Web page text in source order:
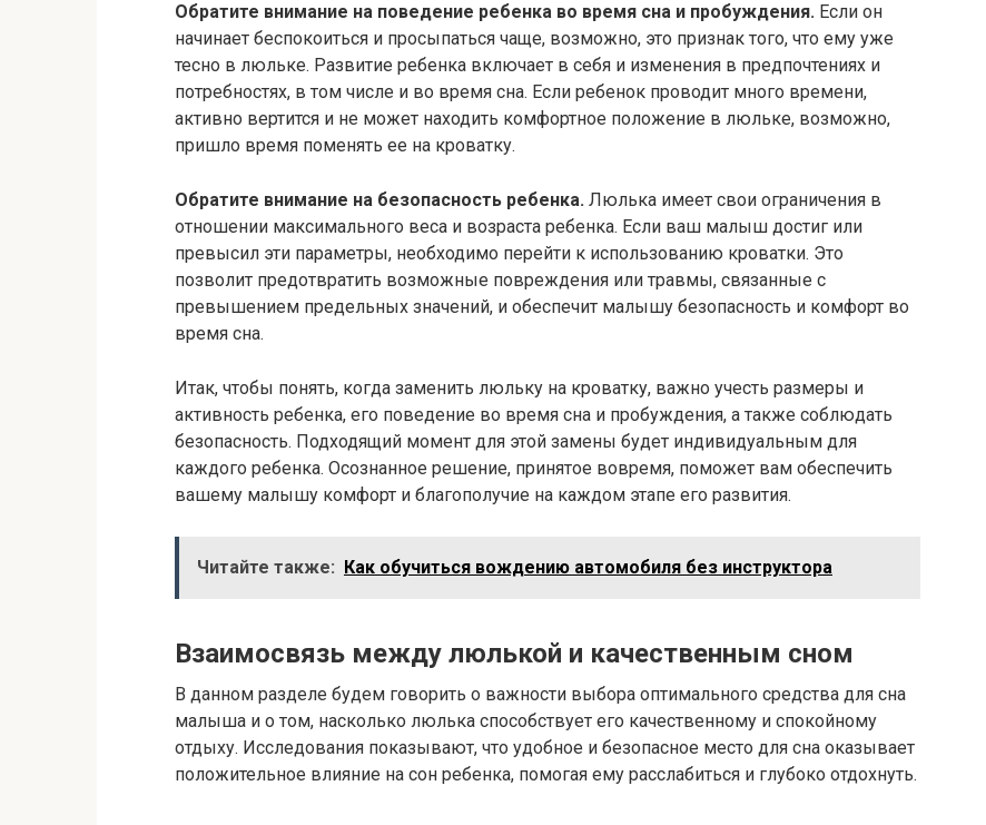
Обратите внимание на поведение ребенка во время сна и пробуждения. Если он
начинает беспокоиться и просыпаться чаще, возможно, это признак того, что ему уже
тесно в люльке. Развитие ребенка включает в себя и изменения в предпочтениях и
потребностях, в том числе и во время сна. Если ребенок проводит много времени,
активно вертится и не может находить комфортное положение в люльке, возможно,
пришло время поменять ее на кроватку.
Обратите внимание на безопасность ребенка. Люлька имеет свои ограничения в
отношении максимального веса и возраста ребенка. Если ваш малыш достиг или
превысил эти параметры, необходимо перейти к использованию кроватки. Это
позволит предотвратить возможные повреждения или травмы, связанные с
превышением предельных значений, и обеспечит малышу безопасность и комфорт во
время сна.
Итак, чтобы понять, когда заменить люльку на кроватку, важно учесть размеры и
активность ребенка, его поведение во время сна и пробуждения, а также соблюдать
безопасность. Подходящий момент для этой замены будет индивидуальным для
каждого ребенка. Осознанное решение, принятое вовремя, поможет вам обеспечить
вашему малышу комфорт и благополучие на каждом этапе его развития.
Читайте также: Как обучиться вождению автомобиля без инструктора
Взаимосвязь между люлькой и качественным сном
В данном разделе будем говорить о важности выбора оптимального средства для сна
малыша и о том, насколько люлька способствует его качественному и спокойному
отдыху. Исследования показывают, что удобное и безопасное место для сна оказывает
положительное влияние на сон ребенка, помогая ему расслабиться и глубоко отдохнуть.